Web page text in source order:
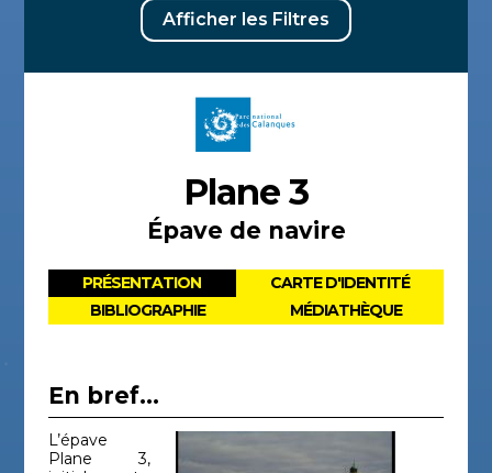
Afficher les Filtres
Plane 3
Épave de navire
PRÉSENTATION
CARTE D'IDENTITÉ
BIBLIOGRAPHIE
MÉDIATHÈQUE
En bref...
L’épave
Plane 3,